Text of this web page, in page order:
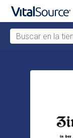
Buscar en la